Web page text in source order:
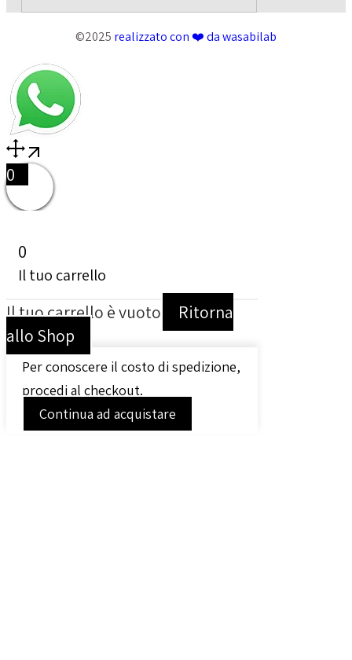
©2025 realizzato con ❤️ da wasabilab
0
0
Il tuo carrello
Il tuo carrello è vuoto
Ritorna
allo Shop
Per conoscere il costo di spedizione,
procedi al checkout.
Continua ad acquistare